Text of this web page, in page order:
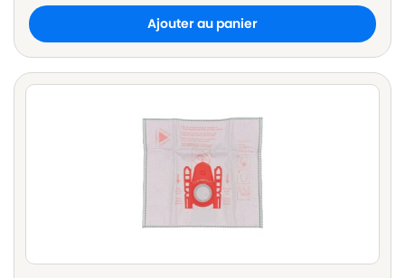
Ajouter au panier